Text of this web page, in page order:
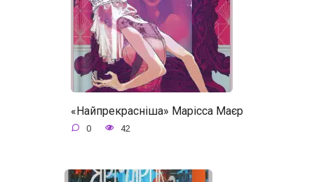
«Найпрекрасніша» Марісса Маєр
0 42